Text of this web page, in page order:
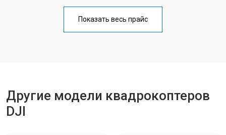
Замена материнской платы от 2800 ₽
Показать весь прайс
Другие модели квадрокоптеров
DJI